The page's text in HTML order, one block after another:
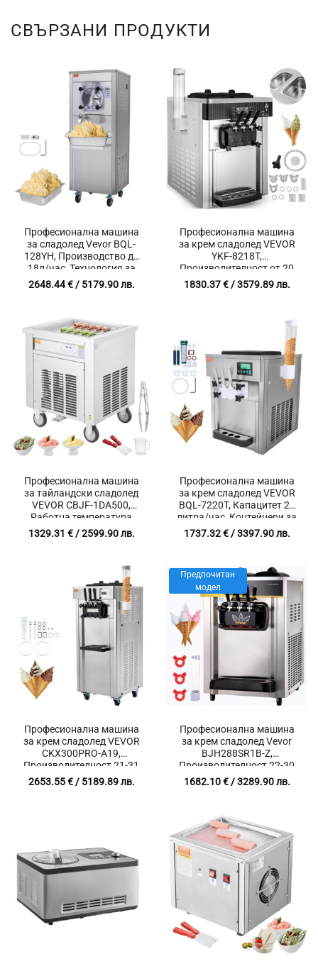
СВЪРЗАНИ ПРОДУКТИ
Професионална машина
за сладолед Vevor BQL-
128YH, Производство до
18л/час, Технология за
аериране, Температурен
диапазон от 5°C до 32°C
2648.44€/ 5179.90 лв.
Професионална машина
за крем сладолед VEVOR
YKF-8218T,
Производителност от 20
до 28 л/час, Контейнери 2 x
6 литра
1830.37€/ 3579.89 лв.
Професионална машина
за тайландски сладолед
VEVOR CBJF-1DA500,
Работна температура
-40°C, Неръждаема
стомана
1329.31 €/ 2599.90 лв.
Професионална машина
за крем сладолед VEVOR
BQL-7220T, Капацитет 20
литра/час, Контейнери за
смес 2 x 4 литра
1737.32€/ 3397.90 лв.
Професионална машина
за крем сладолед VEVOR
CKX300PRO-A19,
Производителност 21-31
литра на час, Контейнери 2
x 4.3 литра
2653.55€/ 5189.89 лв.
Професионална машина
за крем сладолед Vevor
BJH288SR1B-Z,
Производителност 22-30
л/ч, Мощност 2200W,
Вместимост 2 x 6 литра
1682.10€/ 3289.90 лв.
Предпочитан
модел